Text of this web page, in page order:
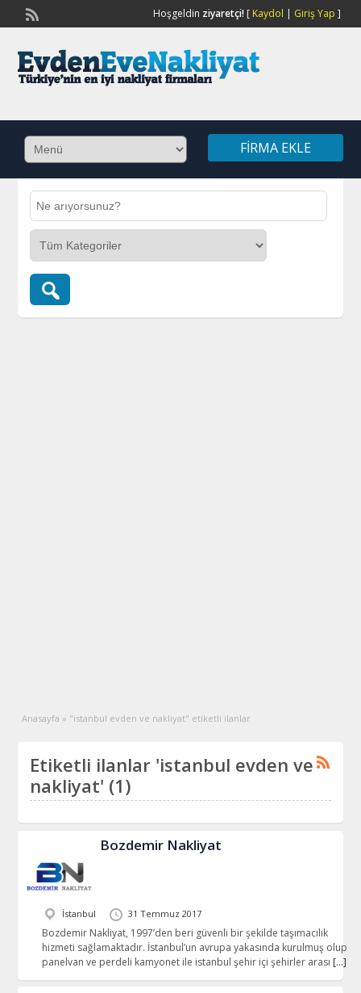
Hoşgeldin ziyaretçi![ Kaydol | Giriş Yap ]
FIRMA EKLE
Anasayfa » "istanbul evden ve nakliyat" etiketli ilanlar
Etiketli ilanlar 'istanbul evden ve
nakliyat' (1)
Bozdemir Nakliyat
İstanbul 31 Temmuz 2017
Bozdemir Nakliyat, 1997’den beri güvenli bir şekilde taşımacılık
hizmeti sağlamaktadır. İstanbul’un avrupa yakasında kurulmuş olup
panelvan ve perdeli kamyonet ile istanbul şehir içi şehirler arası […]